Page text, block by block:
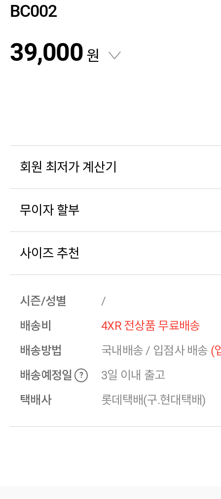
BC002
39,000 원
회원 최저가 계산기
무이자 할부
사이즈 추천
시즌/성별
/
배송비
4XR 전상품 무료배송
배송방법
국내배송 / 입점사 배송 (
배송예정일
?
3일 이내 출고
택배사
롯데택배(구.현대택배)